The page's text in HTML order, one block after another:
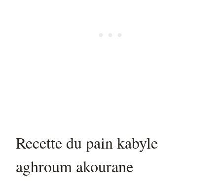
Recette du pain kabyle
aghroum akourane